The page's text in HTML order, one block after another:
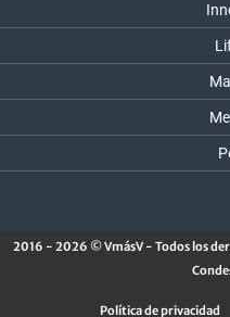
2016 - 2026 © VmásV - Todos los
Política de privacidad